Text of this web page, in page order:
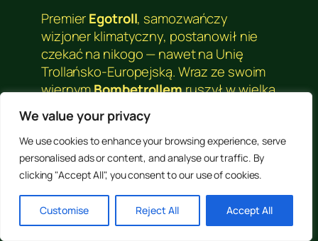
We value your privacy
We use cookies to enhance your browsing experience, serve
personalised ads or content, and analyse our traffic. By
clicking "Accept All", you consent to our use of cookies.
Customise Reject All Accept All
PremierEgotroll, samozwańczy
wizjoner klimatyczny, postanowił nie
czekać na nikogo — nawet na Unię
Trollańsko-Europejską. Wraz ze swoim
wiernymBombetrollemruszył w wielką
podróż… na papierowej mapie.
Mapa była tak duża, że zajęła pół sali, a
tak nieczytelna, że nawet sędziwy Dąb
Strategiczny nie potrafił znaleźć
północy. Ale to nie przeszkodziło
premierowi: z powagą wskazał palcem
w pustkę i ogłosił: